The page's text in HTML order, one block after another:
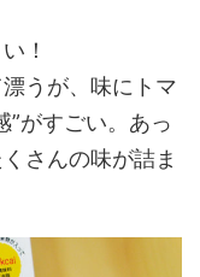
！
うが、味にトマ
”がすごい。あっ
さんの味が詰ま